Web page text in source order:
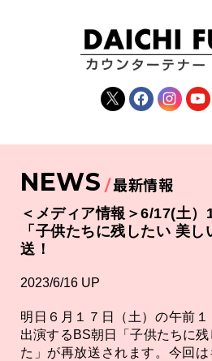
木
大
|
X Facebook
NEWS 最新情報
＜メディア情報＞6/17(土）
「子供たちに残したい 美
送！
2023/6/16 UP
明日６月１７日（土）の午前
出演するBS朝日「子供たちに
た」が再放送されます。今回